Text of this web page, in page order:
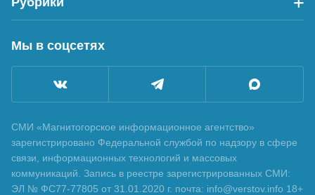
Мы в соцсетях
СМИ «Магнитогорское информационное агентство»
зарегистрировано Федеральной службой по надзору в сфере
связи, информационных технологий и массовых
коммуникаций. Запись в реестре зарегистрированных СМИ:
ЭЛ № ФС77-77805 от 31.01.2020 г. почта: info@verstov.info 18+